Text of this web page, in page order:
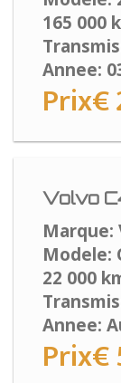
165 000
Annee:
Prix€
Volvo
Marque:
Modele:
22 000
Annee:
Prix€